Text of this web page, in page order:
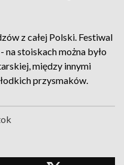
z całej Polski. Festiwal
stoiskach można było
między innymi
przysmaków.